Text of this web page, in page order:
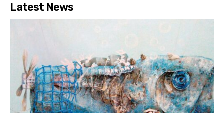
Latest News